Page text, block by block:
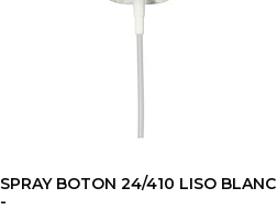
SPRAY BOTON 24/410 LISO BLANC
-